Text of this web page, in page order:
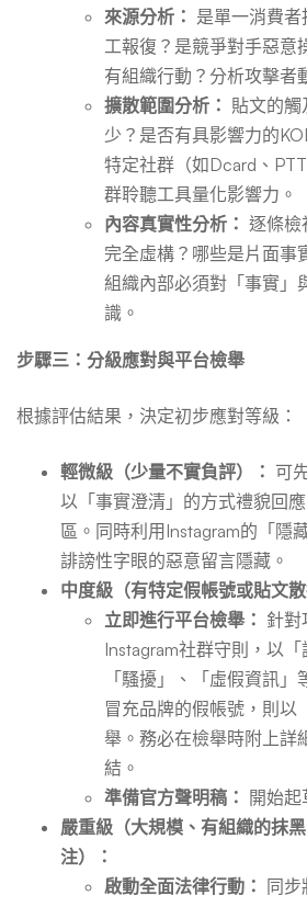
來源分析： 是單一消費
工報復？是競爭對手惡意
有組織行動？分析攻擊者
擴散範圍分析： 貼文的觸
少？是否有具影響力的
特定社群（如Dcard、
群聆聽工具量化影響力。
內容真實性分析： 逐條檢
完全虛構？哪些是片面事
組織內部必須對「事實」
識。
步驟三：分級應對與平台檢舉
根據評估結果，決定初步應對等級：
輕微級（少量不實負評）： 可
以「事實澄清」的方式禮貌回
區。同時利用Instagram的「隱
誹謗性字眼的惡意留言隱藏。
中度級（有特定假帳號或貼文
立即進行平台檢舉： 針對
Instagram社群守則，以「
「騷擾」、「虛假資訊
冒充品牌的假帳號，則以
舉。務必在檢舉時附上詳
結。
準備官方聲明稿： 開始起
嚴重級（大規模、有組織的抹
注）：
啟動全面法律行動： 同